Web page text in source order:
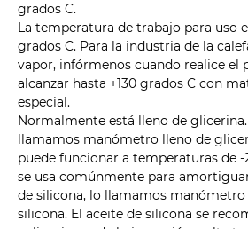
grados C.
La temperatura de trabajo para uso
grados C. Para la industria de la
vapor, infórmenos cuando realice el
alcanzar hasta +130 grados C con
especial.
Normalmente está lleno de
llamamos manómetro lleno de
puede funcionar a temperaturas de -
se usa comúnmente para
de silicona, lo llamamos manómetro
silicona. El aceite de silicona se